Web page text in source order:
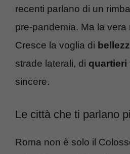
recenti parlano di un
pre-pandemia. Ma la vera
Cresce la voglia di
strade laterali, di quartieri
sincere.
Le città che ti parlano
Roma non è solo il